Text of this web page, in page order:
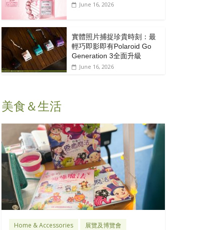
June 16, 2026
實體照片捕捉珍貴時刻：最
輕巧即影即有Polaroid Go
Generation 3全面升級
June 16, 2026
美食＆生活
Home & Accessories 展覽及博覽會